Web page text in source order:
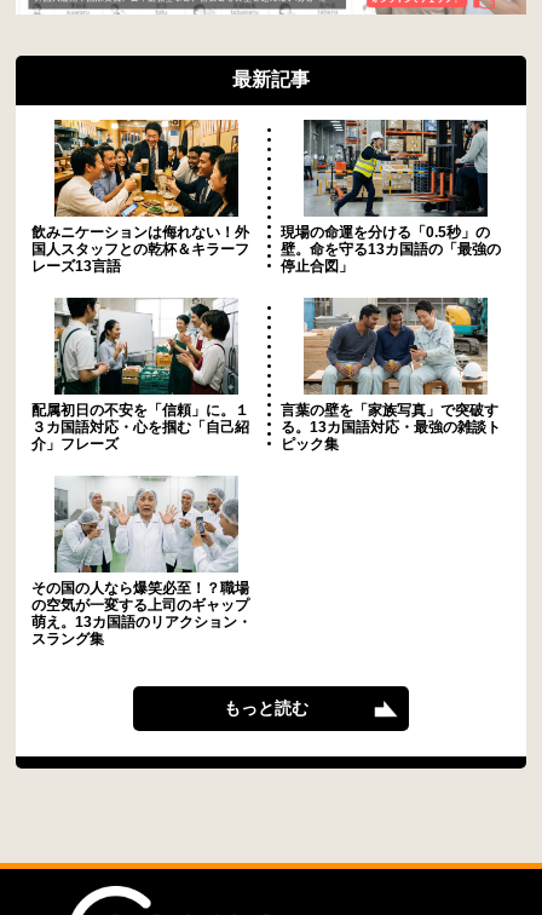
最新記事
飲みニケーションは侮れない！外
国人スタッフとの乾杯＆キラーフ
レーズ13言語
現場の命運を分ける「0.5秒」の
壁。命を守る13カ国語の「最強の
停止合図」
配属初日の不安を「信頼」に。１
３カ国語対応・心を掴む「自己紹
介」フレーズ
言葉の壁を「家族写真」で突破す
る。13カ国語対応・最強の雑談ト
ピック集
その国の人なら爆笑必至！？職場
の空気が一変する上司のギャップ
萌え。13カ国語のリアクション・
スラング集
もっと読む